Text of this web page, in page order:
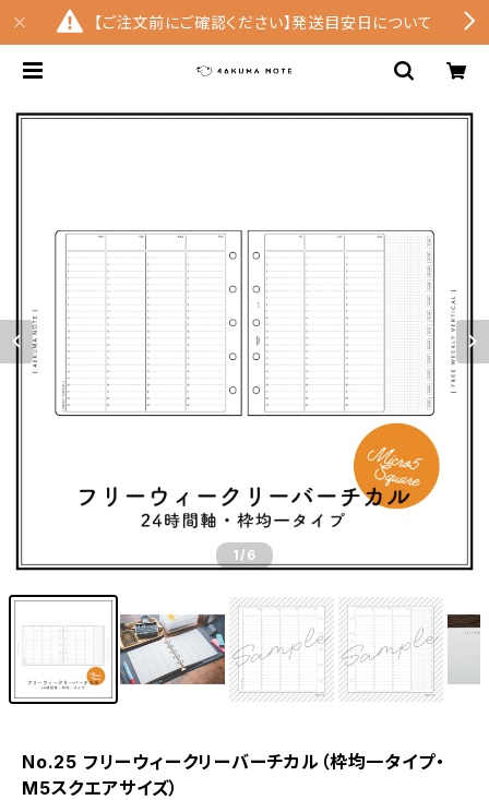
【ご注文前にご確認ください】発送目安日について
1 /6
No.25 フリーウィークリーバーチカル（枠均一タイプ・
M5スクエアサイズ）